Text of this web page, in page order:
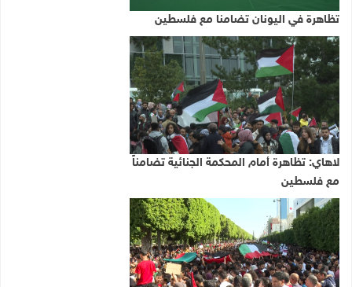
تظاهرة في اليونان تضامنا مع فلسطين
لاهاي: تظاهرة أمام المحكمة الجنائية تضامناً
مع فلسطين